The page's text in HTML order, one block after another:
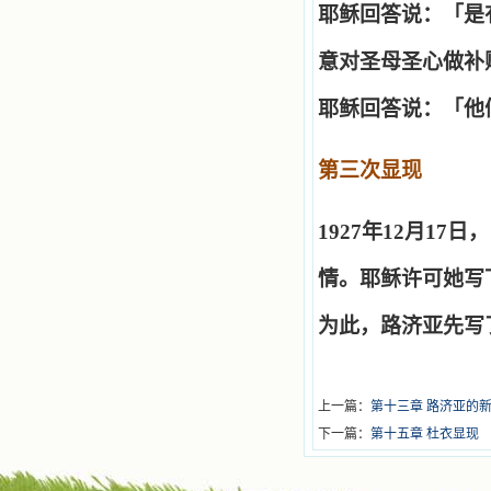
耶稣回答说：「
意对圣母圣心做
耶稣回答说：「
第三次显现
1927年12月17日
情。耶稣许可她
为此，路济亚先
上一篇： 第十三章 路济亚的
下一篇： 第十五章 杜衣显现